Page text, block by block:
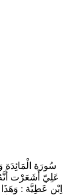
سُورَة
عَلِيّ أَشَعَرْت
اِبْن عَطِيَّة :